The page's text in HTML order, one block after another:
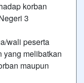
korban
3
wali peserta
yang melibatkan
maupun